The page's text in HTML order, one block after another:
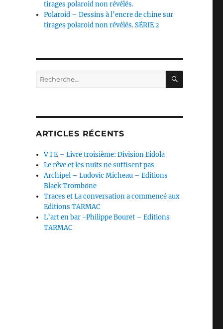
tirages polaroid non révélés.
Polaroid – Dessins à l’encre de chine sur
tirages polaroid non révélés. SÉRIE 2
Recherche
pour :
ARTICLES RÉCENTS
V I E – Livre troisième: Division Eidola
Le rêve et les nuits ne suffisent pas
Archipel – Ludovic Micheau – Editions
Black Trombone
Traces et La conversation a commencé aux
Editions TARMAC
L’art en bar -Philippe Bouret – Editions
TARMAC